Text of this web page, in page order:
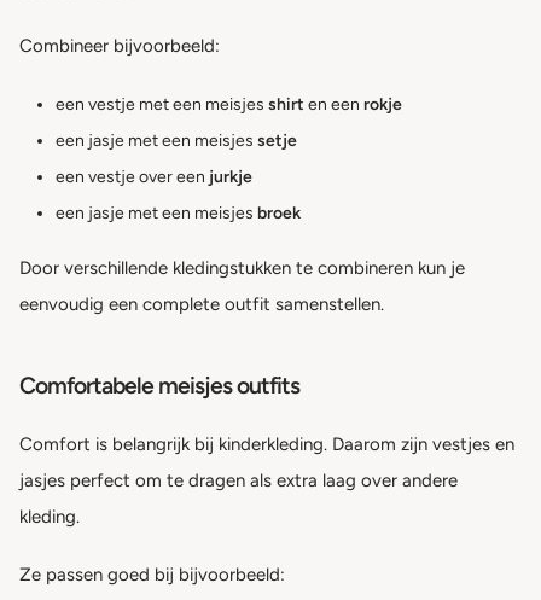
Combineer bijvoorbeeld:
een vestje met een meisjes shirt en een rokje
een jasje met een meisjes setje
een vestje over een jurkje
een jasje met een meisjes broek
Door verschillende kledingstukken te combineren kun je
eenvoudig een complete outfit samenstellen.
Comfortabele meisjes outfits
Comfort is belangrijk bij kinderkleding. Daarom zijn vestjes en
jasjes perfect om te dragen als extra laag over andere
kleding.
Ze passen goed bij bijvoorbeeld: